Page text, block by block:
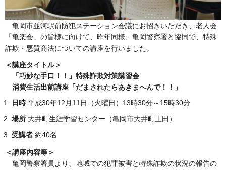
亀岡市並河駅前防犯ステーション会議にお招きいただき、老人会
「亀楽会」の皆様に向けて、昨年同様、亀岡警察署と協同で、特殊
詐欺・悪質商法についての講座を行いました。
＜講座タイトル＞
「巧妙な手口！！」特殊詐欺対策講習会
消費生活出前講座「だまされたらあきまへんで！！」
日時平成30年12月11日（火曜日）13時30分～15時30分
場所 大井町生涯学習センター（亀岡市大井町土田）
受講者 約40名
＜講座内容等＞
亀岡警察署員より、地域での犯罪被害と特殊詐欺の状況の報告の